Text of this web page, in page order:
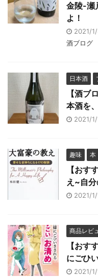
金陵-瀬
よ！
2021/
酒ブログ
日本酒
【酒ブ
本酒を
2021/
趣味 本
【おす
え~自
2021/
商品レビ
【おす
にごひ
2021/